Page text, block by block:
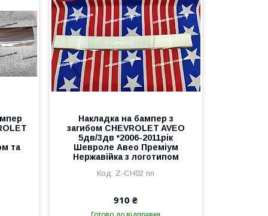
та
Накладка на бампер з
загибом CHEVROLET AVEO
5дв/3дв *2006-2011рік
Шевроле Авео Преміум
Нержавійка з логотипом
Z-CH02 nn
910 ₴